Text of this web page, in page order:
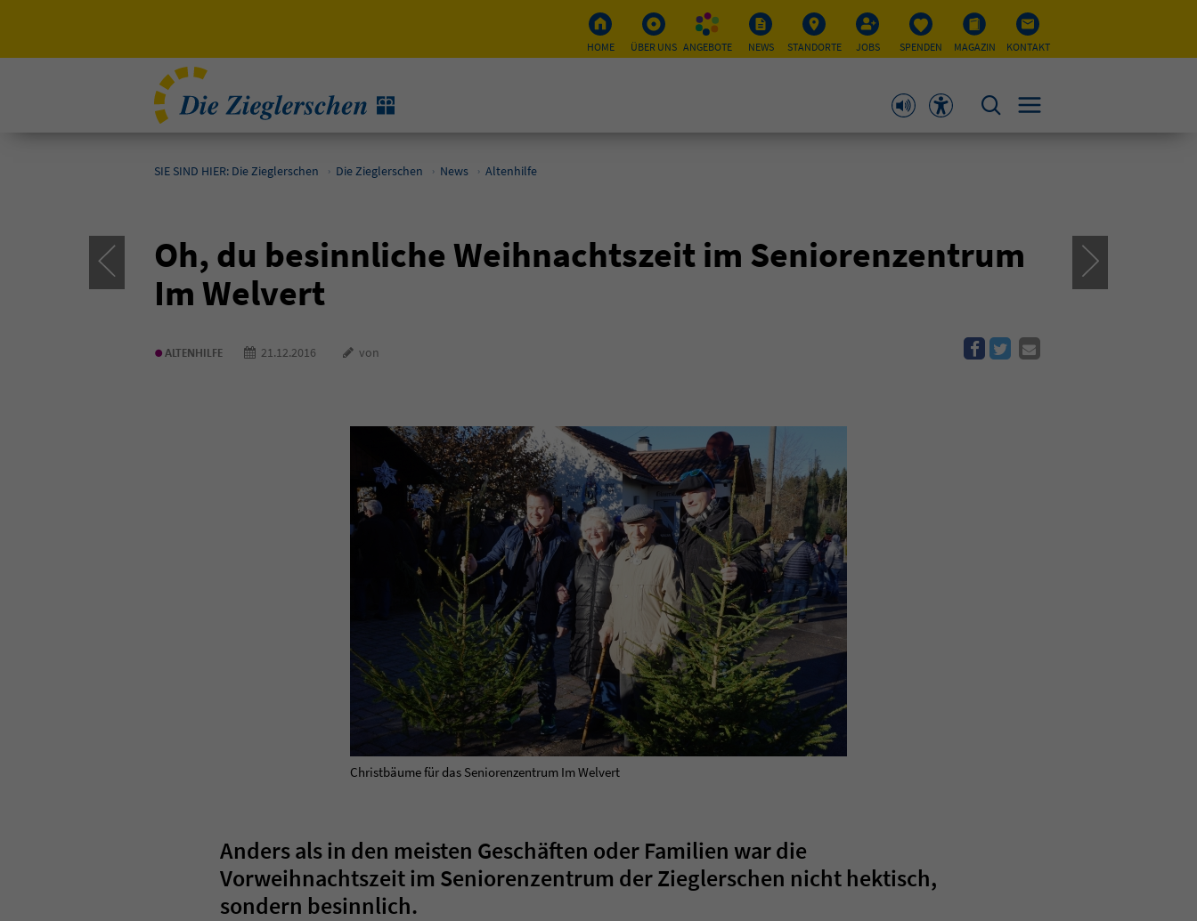
HOME ÜBER UNS ANGEBOTE NEWS STANDORTE JOBS SPENDEN MAGAZIN KONTAKT
SIE SIND HIER: Die Zieglerschen Die Zieglerschen News Altenhilfe
Oh, du besinnliche Weihnachtszeit im Seniorenzentrum
Im Welvert
•ALTENHILFE 21.12.2016 von
Christbäume für das Seniorenzentrum Im Welvert
Anders als in den meisten Geschäften oder Familien war die
Vorweihnachtszeit im Seniorenzentrum der Zieglerschen nicht hektisch,
sondern besinnlich.